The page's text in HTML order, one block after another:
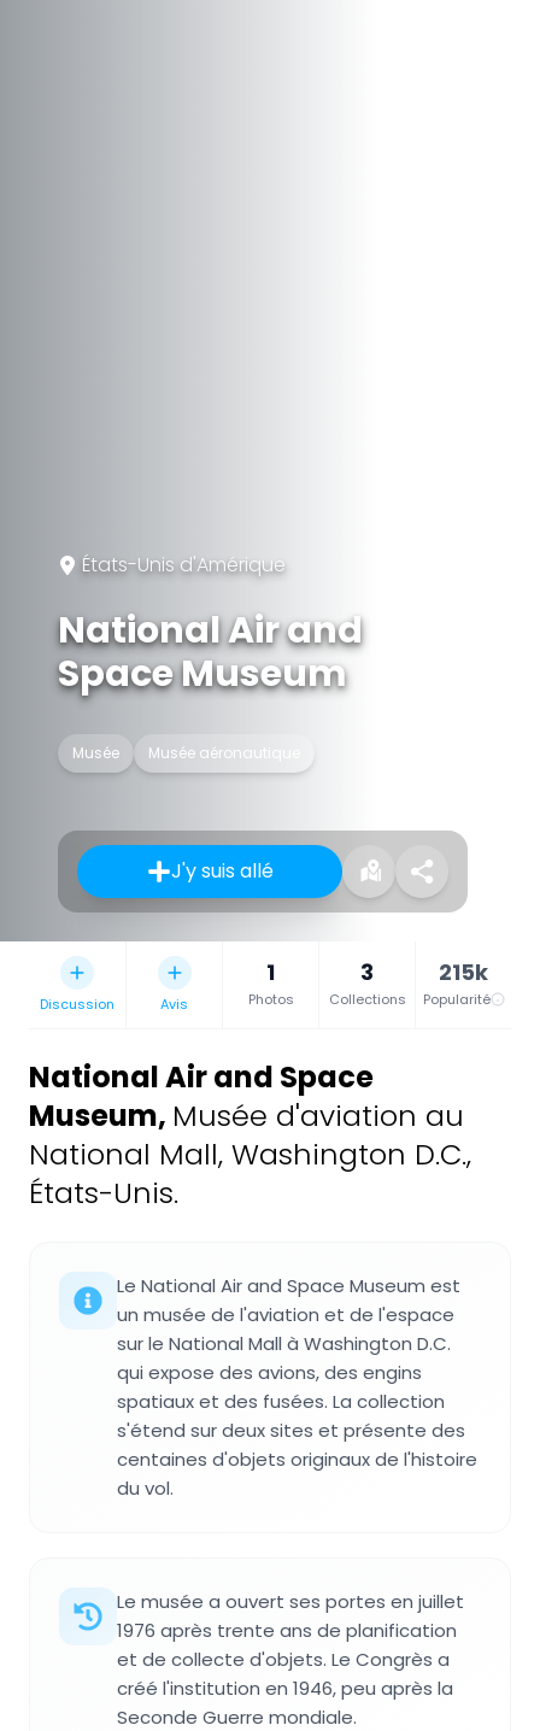
États-Unis d'Amérique
National Air and
Space Museum
Musée Musée aéronautique
J'y suis allé
Discussion Avis
1
Photos
3
Collections
215k
Popularité
National Air and Space
Museum, Musée d'aviation au
National Mall, Washington D.C.,
États-Unis.
Le National Air and Space Museum est
un musée de l'aviation et de l'espace
sur le National Mall à Washington D.C.
qui expose des avions, des engins
spatiaux et des fusées. La collection
s'étend sur deux sites et présente des
centaines d'objets originaux de l'histoire
du vol.
Le musée a ouvert ses portes en juillet
1976 après trente ans de planification
et de collecte d'objets. Le Congrès a
créé l'institution en 1946, peu après la
Seconde Guerre mondiale.